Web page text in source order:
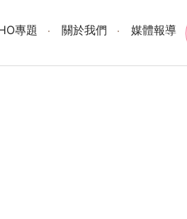
專題
關於我們 媒體報導